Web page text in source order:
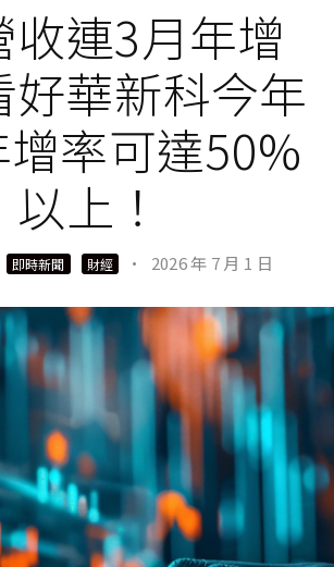
收連3月年增
好華新科今年
增率可達50%
以上！
即時新聞 財經 · 2026 年 7 月 1 日